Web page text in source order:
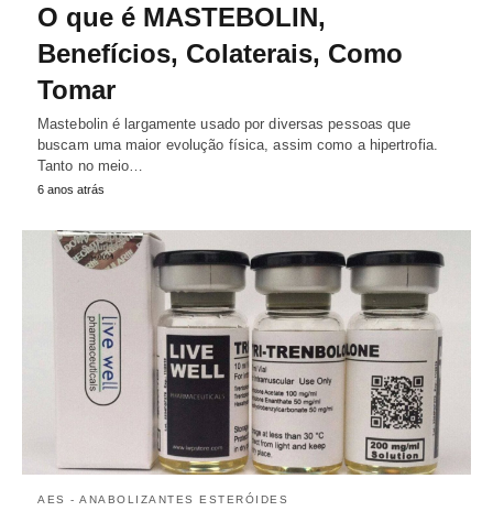
O que é MASTEBOLIN,
Benefícios, Colaterais, Como
Tomar
Mastebolin é largamente usado por diversas pessoas que
buscam uma maior evolução física, assim como a hipertrofia.
Tanto no meio…
6 anos atrás
AES - ANABOLIZANTES ESTERÓIDES